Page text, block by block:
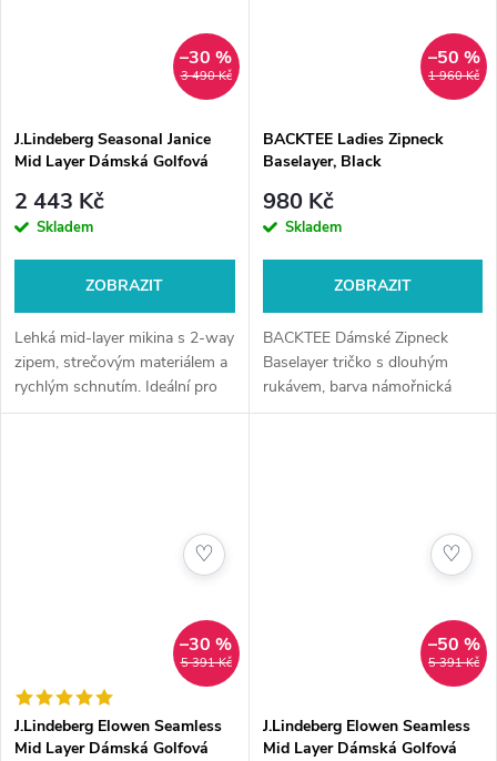
3 490 Kč
–30 %
J.Lindeberg Seasonal Janice
Mid Layer Dámská Golfová
2 443 Kč
Skladem
ZOBRAZIT
Lehká mid-layer mikina s 2-way
zipem, strečovým materiálem a
rychlým schnutím. Ideální pro
každodenní nošení i sportovní
1 960 Kč
–50 %
BACKTEE Ladies Zipneck
Baselayer, Black
980 Kč
Skladem
ZOBRAZIT
BACKTEE Dámské Zipneck
Baselayer tričko s dlouhým
rukávem, barva námořnická
modř, vel.M
5 391 Kč
–30 %
J.Lindeberg Elowen Seamless
Mid Layer Dámská Golfová
♡
5 391 Kč
–50 %
J.Lindeberg Elowen Seamless
Mid Layer Dámská Golfová
♡